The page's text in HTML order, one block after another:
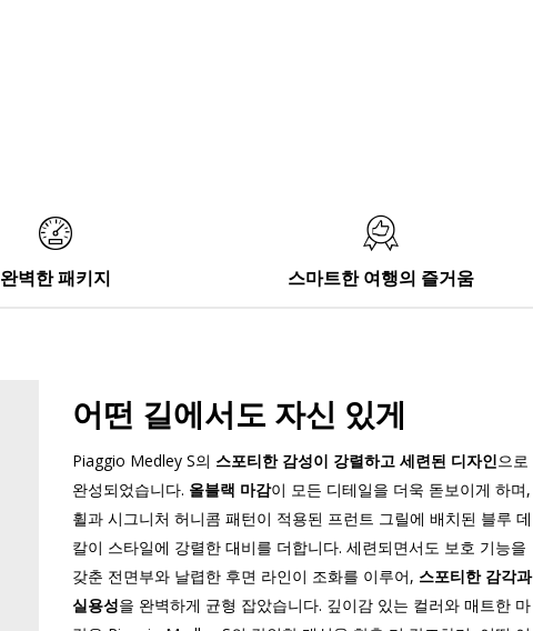
완벽한 패키지 스마트한 여행의 즐거움
어떤 길에서도 자신 있게
Piaggio Medley S의 스포티한 감성이 강렬하고 세련된 디자인으로
완성되었습니다. 올블랙 마감이 모든 디테일을 더욱 돋보이게 하며,
휠과 시그니처 허니콤 패턴이 적용된 프런트 그릴에 배치된 블루 데
칼이 스타일에 강렬한 대비를 더합니다. 세련되면서도 보호 기능을
갖춘 전면부와 날렵한 후면 라인이 조화를 이루어, 스포티한 감각과
실용성을 완벽하게 균형 잡았습니다. 깊이감 있는 컬러와 매트한 마